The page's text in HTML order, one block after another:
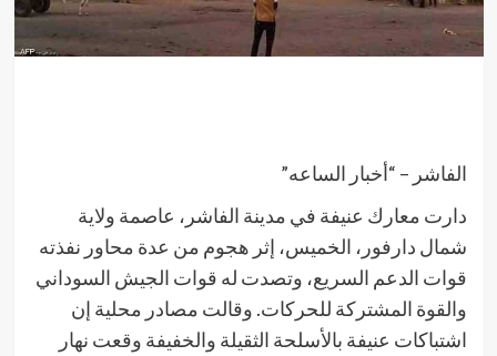
الفاشر – “أخبار الساعه”
دارت معارك عنيفة في مدينة الفاشر، عاصمة ولاية
شمال دارفور، الخميس، إثر هجوم من عدة محاور نفذته
قوات الدعم السريع، وتصدت له قوات الجيش السوداني
والقوة المشتركة للحركات. وقالت مصادر محلية إن
اشتباكات عنيفة بالأسلحة الثقيلة والخفيفة وقعت نهار